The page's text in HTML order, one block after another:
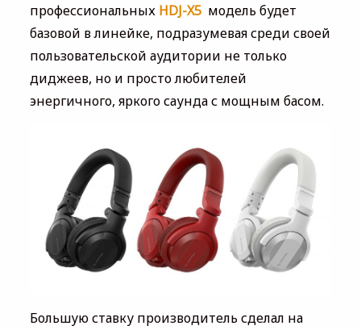
профессиональных HDJ-X5 модель будет
базовой в линейке, подразумевая среди своей
пользовательской аудитории не только
диджеев, но и просто любителей
энергичного, яркого саунда с мощным басом.
Большую ставку производитель сделал на